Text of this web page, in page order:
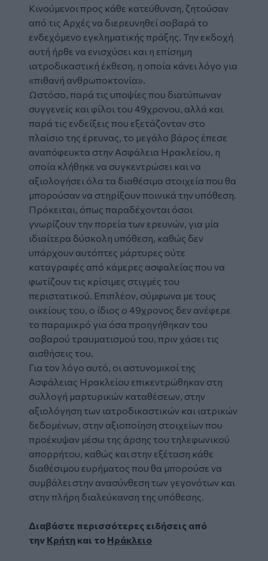
Κινούμενοι προς κάθε κατεύθυνση, ζητούσαν
από τις Αρχές να διερευνηθεί σοβαρά το
ενδεχόμενο εγκληματικής πράξης. Την εκδοχή
αυτή ήρθε να ενισχύσει και η επίσημη
ιατροδικαστική έκθεση, η οποία κάνει λόγο για
«πιθανή ανθρωποκτονία».
Ωστόσο, παρά τις υποψίες που διατύπωναν
συγγενείς και φίλοι του 49χρονου, αλλά και
παρά τις ενδείξεις που εξετάζονταν στο
πλαίσιο της έρευνας, το μεγάλο βάρος έπεσε
αναπόφευκτα στην Ασφάλεια Ηρακλείου, η
οποία κλήθηκε να συγκεντρώσει και να
αξιολογήσει όλα τα διαθέσιμα στοιχεία που θα
μπορούσαν να στηρίξουν ποινικά την υπόθεση.
Πρόκειται, όπως παραδέχονται όσοι
γνωρίζουν την πορεία των ερευνών, για μία
ιδιαίτερα δύσκολη υπόθεση, καθώς δεν
υπάρχουν αυτόπτες μάρτυρες ούτε
καταγραφές από κάμερες ασφαλείας που να
φωτίζουν τις κρίσιμες στιγμές του
περιστατικού. Επιπλέον, σύμφωνα με τους
οικείους του, ο ίδιος ο 49χρονος δεν ανέφερε
το παραμικρό για όσα προηγήθηκαν του
σοβαρού τραυματισμού του, πριν χάσει τις
αισθήσεις του.
Για τον λόγο αυτό, οι αστυνομικοί της
Ασφάλειας Ηρακλείου επικεντρώθηκαν στη
συλλογή μαρτυρικών καταθέσεων, στην
αξιολόγηση των ιατροδικαστικών και ιατρικών
δεδομένων, στην αξιοποίηση στοιχείων που
προέκυψαν μέσω της άρσης του τηλεφωνικού
απορρήτου, καθώς και στην εξέταση κάθε
διαθέσιμου ευρήματος που θα μπορούσε να
συμβάλει στην ανασύνθεση των γεγονότων και
στην πλήρη διαλεύκανση της υπόθεσης.
Διαβάστε περισσότερες ειδήσεις από
την Κρήτη και το Ηράκλειο